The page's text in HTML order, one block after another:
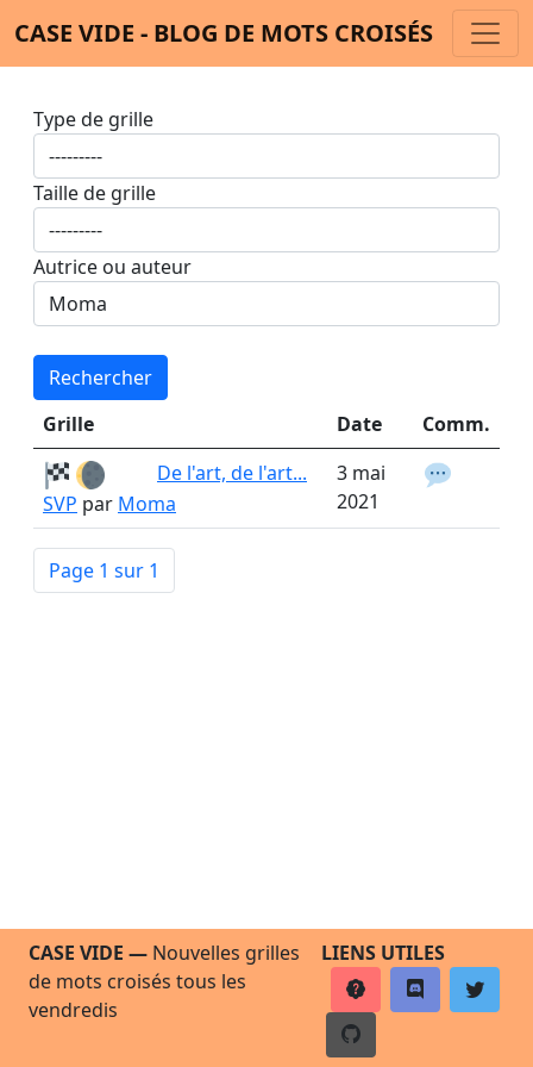
CASE VIDE - BLOG DE MOTS CROISÉS
Type de grille
Taille de grille
Autrice ou auteur
Rechercher
Grille
Date
Comm.
De l'art, de l'art...
SVP par Moma
3 mai
2021
Page 1 sur 1
CASE VIDE — Nouvelles grilles
de mots croisés tous les
vendredis
LIENS UTILES